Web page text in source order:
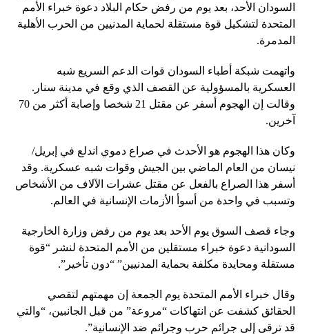
السودان الأحد، بعد يوم من رفض حكام البلاد دعوة خبراء الأمم
المتحدة لتشكيل قوة مستقلة لحماية المدنيين من الحرب الأهلية
المدمرة.
واتهمت شبكة أطباء السودان قوات الدعم السريع شبه
العسكرية بالمسؤولية عن القصف الذي وقع في مدينة سنار.
وقالت إن الهجوم أسفر عن مقتل 21 شخصا وإصابة أكثر من 70
آخرين.
وكان هذا الهجوم هو الأحدث في صراع دموي اندلع في إبريل/
نيسان من العام الماضي بين الجيش وقوات شبه عسكرية. وقد
أسفر هذا الصراع بالفعل عن مقتل عشرات الآلاف من الأشخاص
وتسبب في واحدة من أسوأ الأزمات الإنسانية في العالم.
وجاء قصف السوق يوم الأحد بعد يوم من رفض وزارة الخارجية
السودانية دعوة خبراء مستقلين من الأمم المتحدة لنشر “قوة
مستقلة ومحايدة مكلفة بحماية المدنيين” “دون تأخير”.
وقال خبراء الأمم المتحدة يوم الجمعة إن مهمتهم لتقصي
الحقائق كشفت عن انتهاكات “مروعة” من قبل الجانبين، “والتي
قد ترقى إلى جرائم حرب وجرائم ضد الإنسانية”.